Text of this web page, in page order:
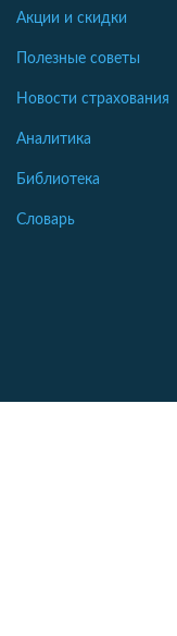
Акции и скидки
Полезные советы
Новости страхования
Аналитика
Библиотека
Словарь